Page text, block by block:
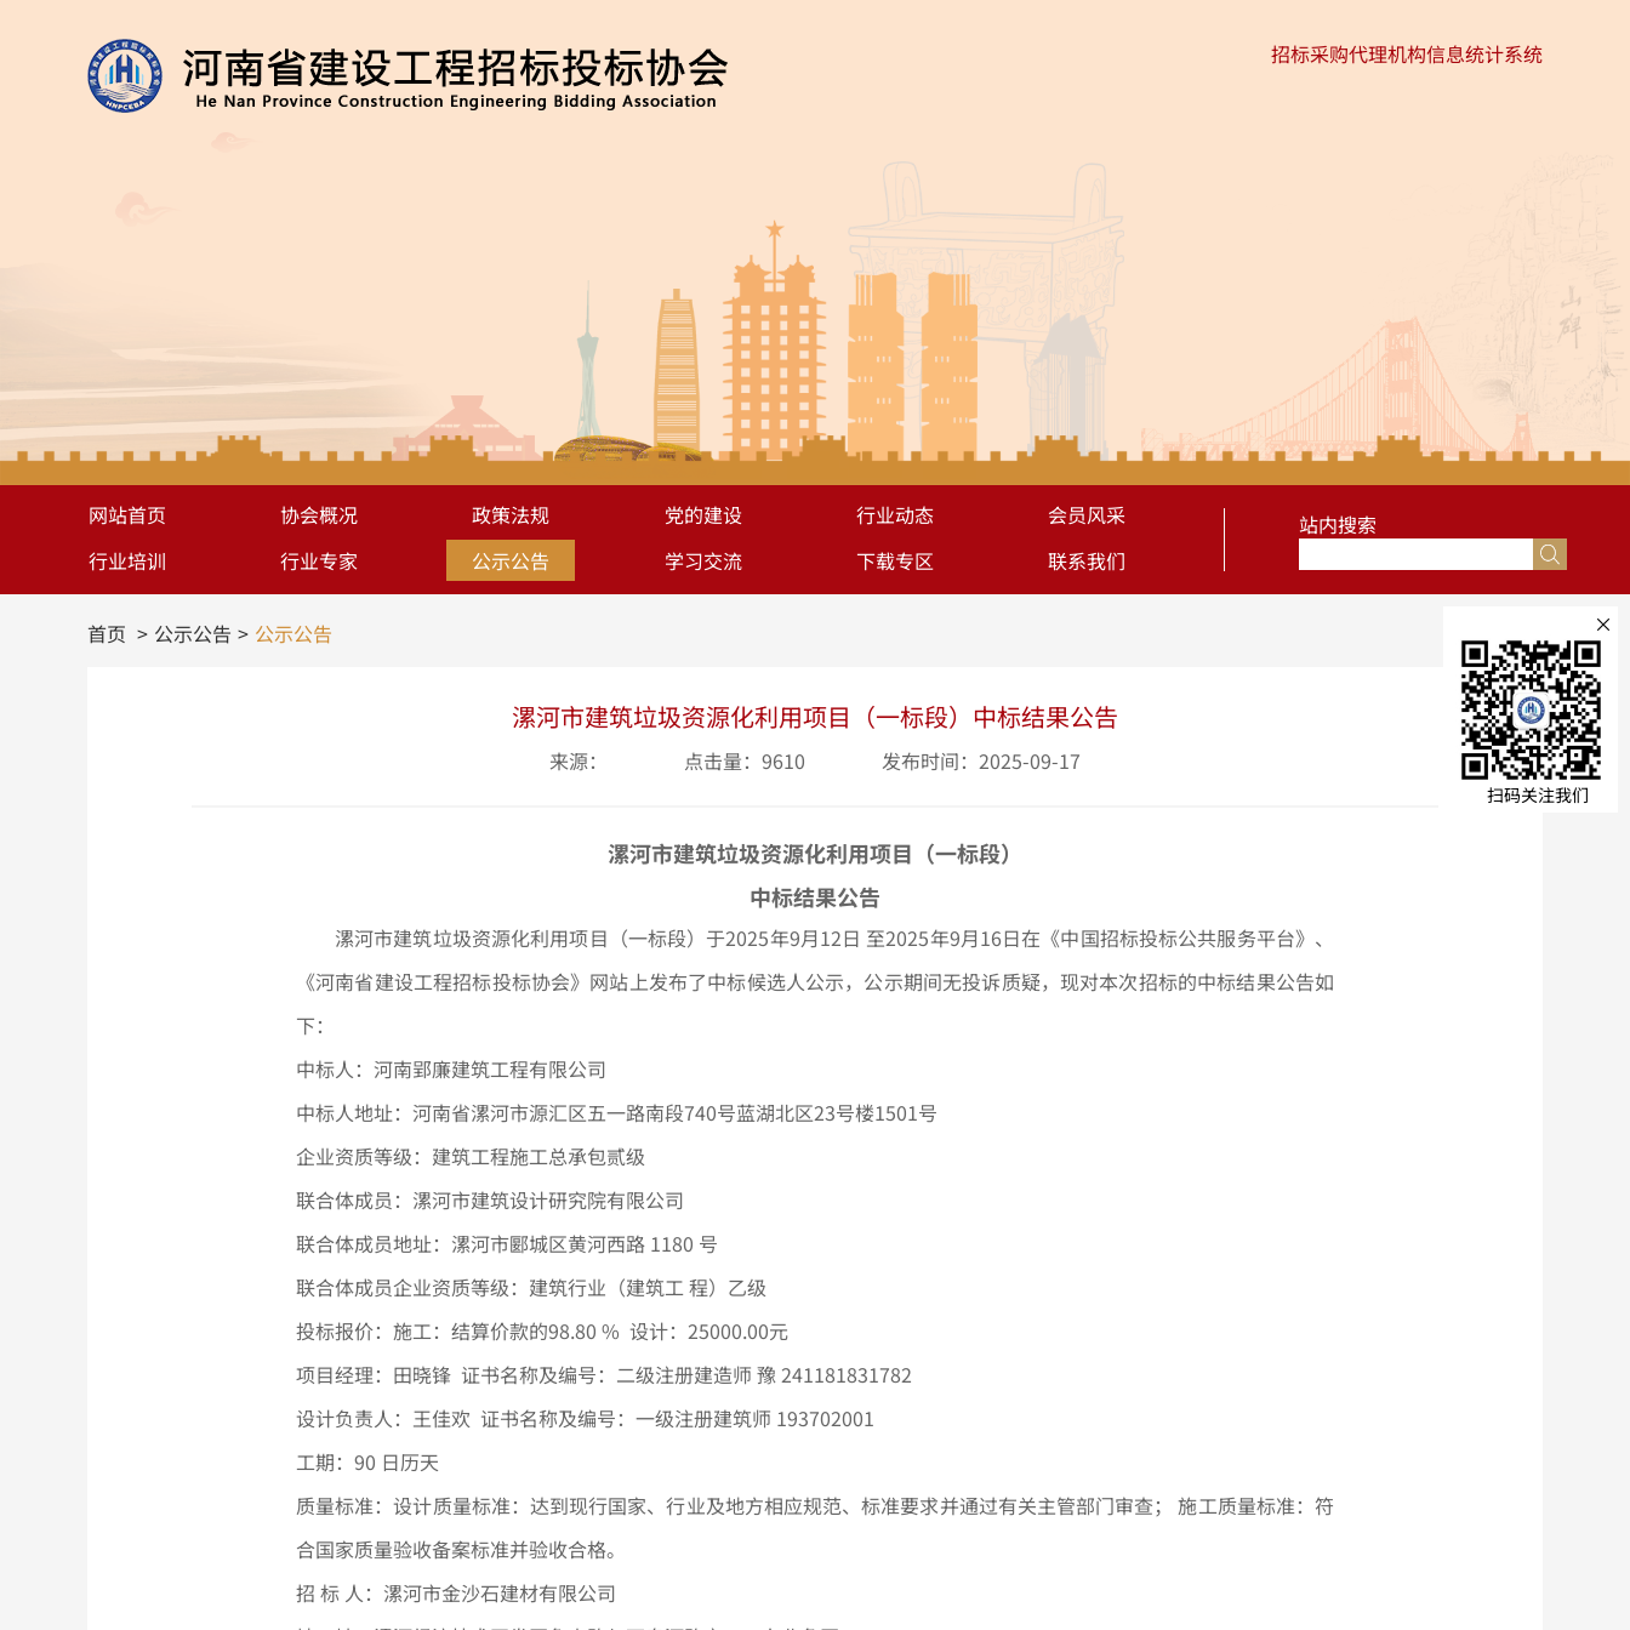
招标采购代理机构信息统计系统
网站首页 协会概况 政策法规 党的建设 行业动态
会员风采
行业培训
行业专家 公示公告 学习交流 下载专区 联系我们
站内搜索
首页 公示公告 公示公告
漯河市建筑垃圾资源化利用项目（一标段）中标结果公告
来源： 点击量：9610 发布时间：2025-09-17
漯河市建筑垃圾资源化利用项目（一标段）
中标结果公告
漯河市建筑垃圾资源化利用项目（一标段）于2025年9月12日 至2025年9月16日在《中国招标投标公共服务平台》、
《河南省建设工程招标投标协会》 网站上发布了中标候选人公示，公示期间无投诉质疑，现对本次招标的中标结果公告如
下：
中标人：河南郢廉建筑工程有限公司
中标人地址：河南省漯河市源汇区五一路南段740号蓝湖北区23号楼1501号
企业资质等级：建筑工程施工总承包贰级
联合体成员：漯河市建筑设计研究院有限公司
联合体成员地址：漯河市郾城区黄河西路 1180 号
联合体成员企业资质等级：建筑行业（建筑工程）乙级
投标报价：施工：结算价款的98.80 % 设计：25000.00元
项目经理：田晓锋 证书名称及编号：二级注册建造师 豫241181831782
设计负责人：王佳欢 证书名称及编号：一级注册建筑师 193702001
工期： 90 日历天
质量标准：设计质量标准：达到现行国家、行业及地方相应规范、标准要求并通过有关主管部门审查；
施工质量标准：符
合国家质量验收备案标准并验收合格。
招 标 人：漯河市金沙石建材有限公司
×
扫码关注我们